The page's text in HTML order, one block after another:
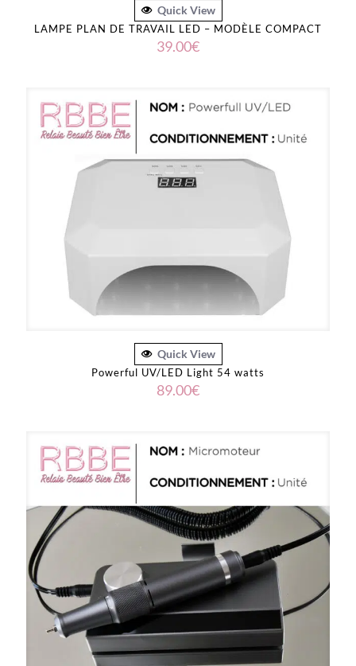
Quick View
LAMPE PLAN DE TRAVAIL LED – MODÈLE COMPACT
39.00€
Quick View
Powerful UV/LED Light 54 watts
89.00€